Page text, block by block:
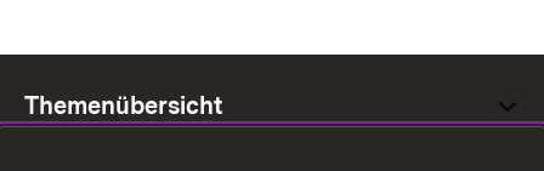
Themenübersicht